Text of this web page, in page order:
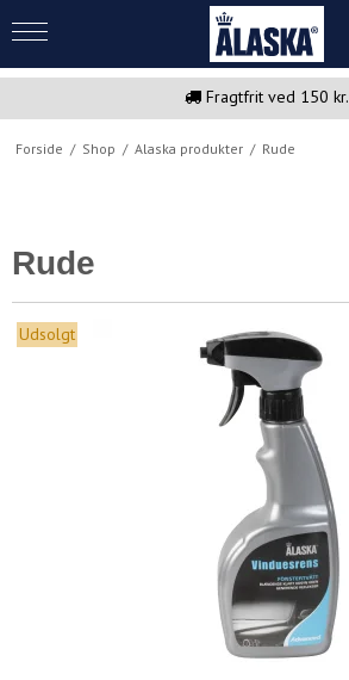
Fragtfrit ved 150 kr.
Forside / Shop / Alaska produkter / Rude
Rude
Udsolgt